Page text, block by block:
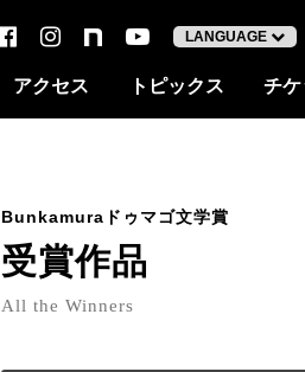
LANGUAGE
アクセス トピックス チケ
Bunkamuraドゥマゴ文学賞
受賞作品
All the Winners